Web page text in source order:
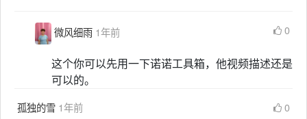
微风细雨 1年前 0
这个你可以先用一下诺诺工具箱，他视频描述还是
可以的。
孤独的雪 1年前 0